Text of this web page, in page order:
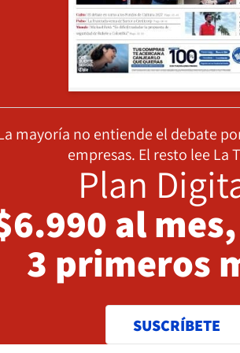
mayoría no entiende el debate
empresas. El resto lee La
Plan
al
3 primeros
SUSCRÍBETE